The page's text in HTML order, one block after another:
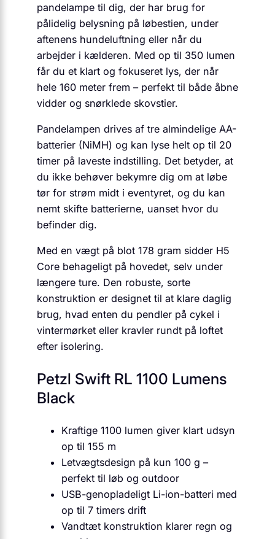
pandelampe til dig, der har brug for
pålidelig belysning på løbestien, under
aftenens hundeluftning eller når du
arbejder i kælderen. Med op til 350 lumen
får du et klart og fokuseret lys, der når
hele 160 meter frem – perfekt til både åbne
vidder og snørklede skovstier.
Pandelampen drives af tre almindelige AA-
batterier (NiMH) og kan lyse helt op til 20
timer på laveste indstilling. Det betyder, at
du ikke behøver bekymre dig om at løbe
tør for strøm midt i eventyret, og du kan
nemt skifte batterierne, uanset hvor du
befinder dig.
Med en vægt på blot 178 gram sidder H5
Core behageligt på hovedet, selv under
længere ture. Den robuste, sorte
konstruktion er designet til at klare daglig
brug, hvad enten du pendler på cykel i
vintermørket eller kravler rundt på loftet
efter isolering.
Petzl Swift RL 1100 Lumens
Black
Kraftige 1100 lumen giver klart udsyn
op til 155 m
Letvægtsdesign på kun 100 g –
perfekt til løb og outdoor
USB-genopladeligt Li-ion-batteri med
op til 7 timers drift
Vandtæt konstruktion klarer regn og